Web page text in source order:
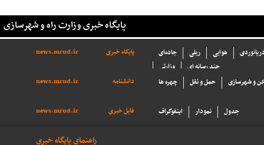
پایگاه خبری وزارت راه و شهرسازی
پایگاه خبری news.mrud.ir جاده‌ای ریلی هوایی
وزارتی
چند رسانه ای
دانشنامه
news.mrud.ir چهره ها حمل و نقل و شهرسازی
فایل خبری news.mrud.ir اینفوگراف نمودار جدول
راهنمای پایگاه خبری